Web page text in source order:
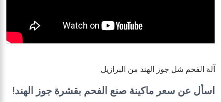
آلة الفحم شل جوز الهند من البرازيل
اسأل عن سعر ماكينة صنع الفحم بقشرة جوز الهند!